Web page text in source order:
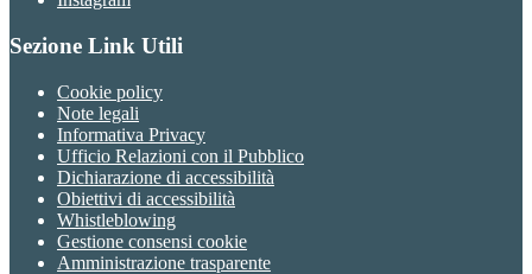
Sezione Link Utili
Cookie policy
Note legali
Informativa Privacy
Ufficio Relazioni con il Pubblico
Dichiarazione di accessibilità
Obiettivi di accessibilità
Whistleblowing
Gestione consensi cookie
Amministrazione trasparente